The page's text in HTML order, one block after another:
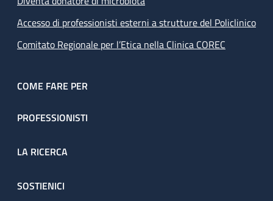
Accesso di professionisti esterni a strutture del Policlinico
Comitato Regionale per l’Etica nella Clinica COREC
COME FARE PER
PROFESSIONISTI
LA RICERCA
SOSTIENICI